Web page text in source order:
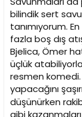
bilindik sert
tanımıyorum.
fazla boş dış
Bjelica, Ömer
üçlük
resmen
yapacağını
düşünürken
gibi